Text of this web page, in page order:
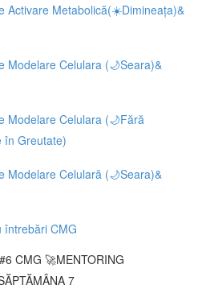
Activare Metabolică(☀️Dimineața)&
Modelare Celulara (🌙Seara)&
Modelare Celulara (🌙Fără
în Greutate)
Modelare Celulară (🌙Seara)&
CMG
CMG 🚀MENTORING
7